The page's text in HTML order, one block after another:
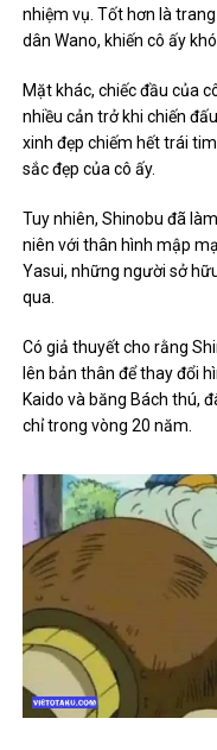
nhiệm vụ. Tốt hơn là
dân Wano, khiến cô ấy
Mặt khác, chiếc đầu của
nhiều cản trở khi chiến
xinh đẹp chiếm hết trái
sắc đẹp của cô ấy.
Tuy nhiên, Shinobu đã
niên với thân hình mập
Yasui, những người sở
qua.
Có giả thuyết cho rằng
lên bản thân để thay đổi
Kaido và băng Bách thú,
chỉ trong vòng 20 năm.